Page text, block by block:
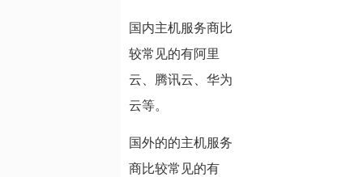
国内主机服务商比
较常见的有阿里
云、腾讯云、华为
云等。
国外的的主机服务
商比较常见的有